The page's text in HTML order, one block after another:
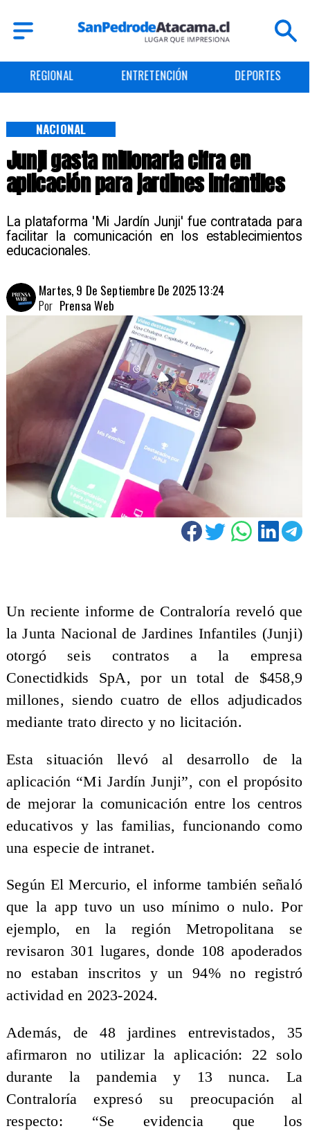
REGIONAL ENTRETENCIÓN DEPORTES
Junji gasta millonaria cifra en
aplicación para jardines infantiles
La plataforma 'Mi Jardín Junji' fue contratada para
facilitar la comunicación en los establecimientos
educacionales.
NACIONAL
Martes, 9 De Septiembre De 2025 13:24
Prensa Web
Por
Un reciente informe de Contraloría reveló que
la Junta Nacional de Jardines Infantiles (Junji)
otorgó seis contratos a la empresa
Conectidkids SpA, por un total de $458,9
millones, siendo cuatro de ellos adjudicados
mediante trato directo y no licitación.
Esta situación llevó al desarrollo de la
aplicación “Mi Jardín Junji”, con el propósito
de mejorar la comunicación entre los centros
educativos y las familias, funcionando como
una especie de intranet.
Según El Mercurio, el informe también señaló
que la app tuvo un uso mínimo o nulo. Por
ejemplo, en la región Metropolitana se
revisaron 301 lugares, donde 108 apoderados
no estaban inscritos y un 94% no registró
actividad en 2023-2024.
Además, de 48 jardines entrevistados, 35
afirmaron no utilizar la aplicación: 22 solo
durante la pandemia y 13 nunca. La
Contraloría expresó su preocupación al
respecto: “Se evidencia que los